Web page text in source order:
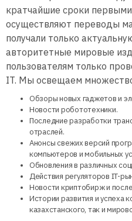
кратчайшие сроки
осуществляют переводы
получали только
авторитетные мировые
пользователям только
IT. Мы освещаем
Обзоры новых гаджетов и
Новости робототехники.
Последние разработки
отраслей.
Анонсы свежих версий
компьютеров и мобильных
Обновления в различных
Действия регуляторов IT-
Новости криптобирж и
Истории развития и успеха
казахстанского, так и